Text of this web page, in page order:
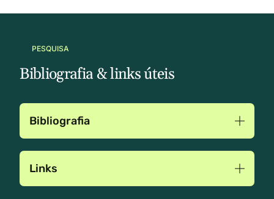
PESQUISA
Bibliografia & links úteis
Bibliografia
Links